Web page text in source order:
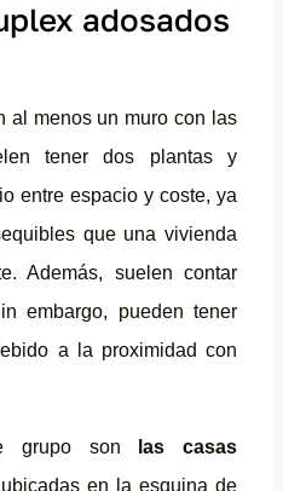
adosados
al menos un muro con las
tener dos plantas y
entre espacio y coste, ya
que una vivienda
Además, suelen contar
embargo, pueden tener
a la proximidad con
grupo son las casas
en la esquina de